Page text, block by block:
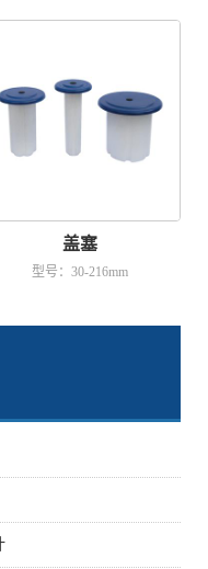
盖塞
型号：30-216mm